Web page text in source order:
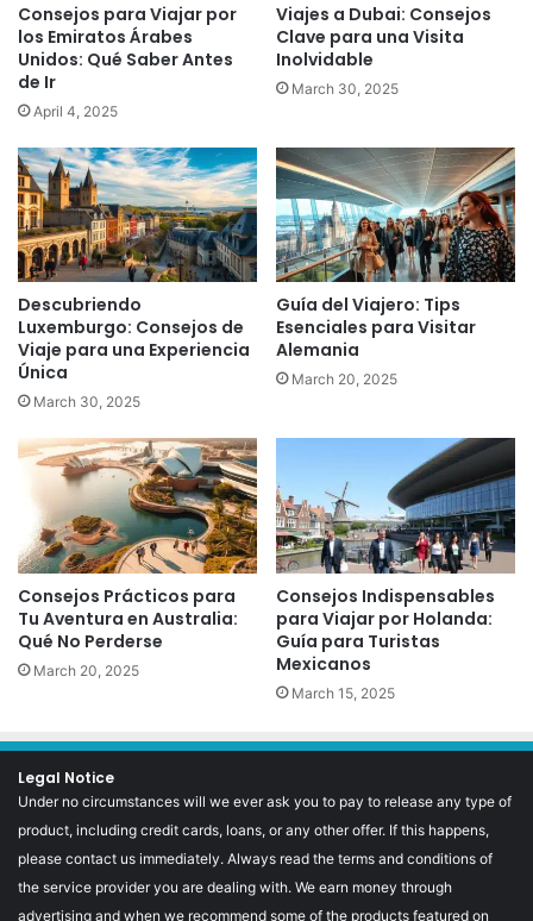
Consejos para Viajar por
los Emiratos Árabes
Unidos: Qué Saber Antes
de Ir
April 4, 2025
Viajes a Dubai: Consejos
Clave para una Visita
Inolvidable
March 30, 2025
Descubriendo
Luxemburgo: Consejos de
Viaje para una Experiencia
Única
March 30, 2025
Guía del Viajero: Tips
Esenciales para Visitar
Alemania
March 20, 2025
Consejos Prácticos para
Tu Aventura en Australia:
Qué No Perderse
March 20, 2025
Consejos Indispensables
para Viajar por Holanda:
Guía para Turistas
Mexicanos
March 15, 2025
Legal Notice
Under no circumstances will we ever ask you to pay to release any type of
product, including credit cards, loans, or any other offer. If this happens,
please contact us immediately. Always read the terms and conditions of
the service provider you are dealing with. We earn money through
advertising and when we recommend some of the products featured on